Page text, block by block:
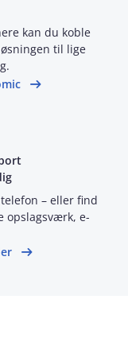
kan du koble
til lige
– eller find
opslagsværk, e-